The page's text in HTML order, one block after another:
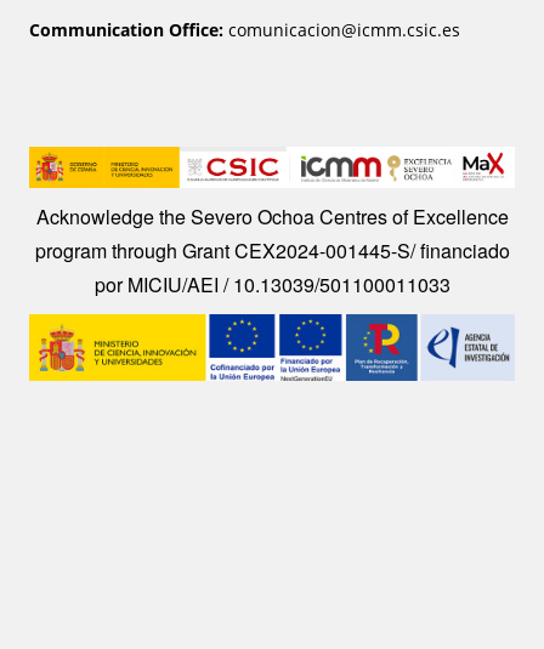
Communication Office: comunicacion@icmm.csic.es
Image
Acknowledge the Severo Ochoa Centres of Excellence
program through Grant CEX2024-001445-S/ financiado
por MICIU/AEI / 10.13039/501100011033
Image